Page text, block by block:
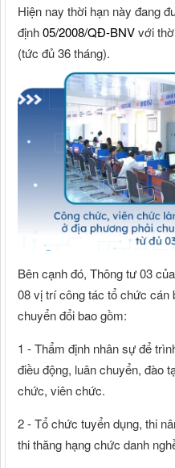
Hiện nay thời hạn này đang
định05/2008/QĐ-BNVvới
(tức đủ 36 tháng).
Bên cạnh đó, Thông tư 03
08 vị trí công tác tổ chức cán
chuyển đổi bao gồm:
1 - Thẩm định nhân sự để
điều động, luân chuyển, đào
chức, viên chức.
2 - Tổ chức tuyển dụng, thi
thi thăng hạng chức danh